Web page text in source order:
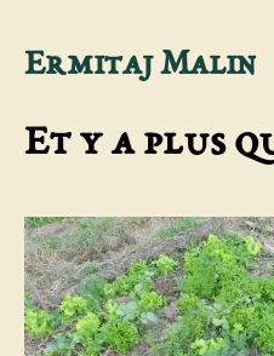
Aller
contenu
Ermitaj Malin
Et y a plus